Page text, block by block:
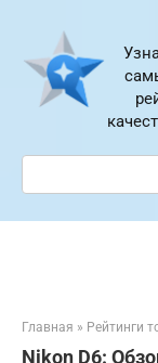
контенту
Поиск:
Главная » Рейтинги
Nikon D6: